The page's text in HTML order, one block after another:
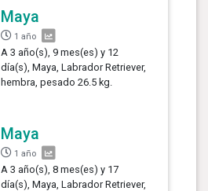
Maya
1 año
A 3 año(s), 9 mes(es) y 12
día(s), Maya, Labrador Retriever,
hembra, pesado 26.5 kg.
Maya
1 año
A 3 año(s), 8 mes(es) y 17
día(s), Maya, Labrador Retriever,